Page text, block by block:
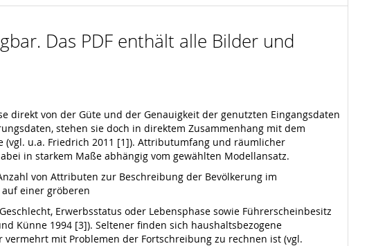
Das PDF enthält alle Bilder und
von der Güte und der Genauigkeit der genutzten Eingangsdaten
stehen sie doch in direktem Zusammenhang mit dem
u.a. Friedrich 2011 [1]). Attributumfang und räumlicher
in starkem Maße abhängig vom gewählten Modellansatz.
von Attributen zur Beschreibung der Bevölkerung im
einer gröberen
Erwerbsstatus oder Lebensphase sowie Führerscheinbesitz
Künne 1994 [3]). Seltener finden sich haushaltsbezogene
mit Problemen der Fortschreibung zu rechnen ist (vgl.